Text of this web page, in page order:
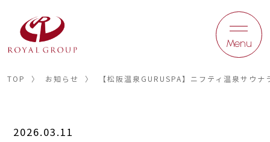
Menu
TOP 〉 お知らせ 〉 【松阪温泉GURUSPA】ニフティ温泉サウ
2026.03.11